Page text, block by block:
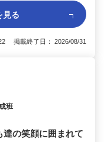
見る
掲載終了日： 2026/08/31
班
の笑顔に囲まれて